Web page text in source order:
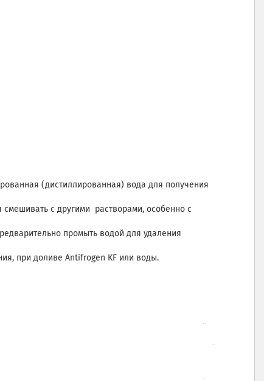
(дистиллированная) вода для получения
смешивать с другими растворами, особенно с
промыть водой для удаления
при доливе Antifrogen KF или воды.